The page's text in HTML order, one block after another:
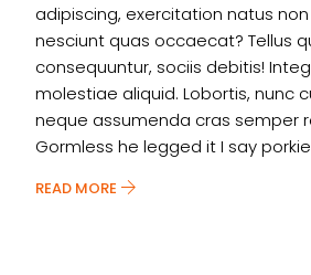
adipiscing, exercitation natus
nesciunt quas occaecat? Tellus
consequuntur, sociis debitis!
molestiae aliquid. Lobortis, nunc
neque assumenda cras semper
Gormless he legged it I say
READ MORE